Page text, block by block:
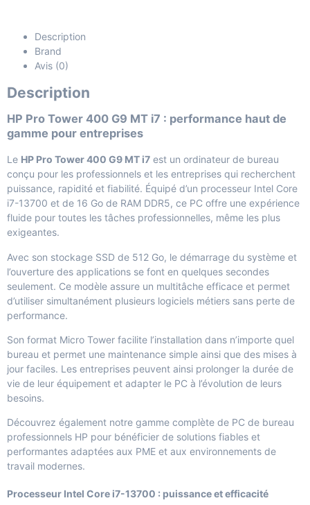
Description
Brand
Avis (0)
Description
HP Pro Tower 400 G9 MT i7 : performance haut de
gamme pour entreprises
Le HP Pro Tower 400 G9 MT i7 est un ordinateur de bureau
conçu pour les professionnels et les entreprises qui recherchent
puissance, rapidité et fiabilité. Équipé d’un processeur Intel Core
i7-13700 et de 16 Go de RAM DDR5, ce PC offre une expérience
fluide pour toutes les tâches professionnelles, même les plus
exigeantes.
Avec son stockage SSD de 512 Go, le démarrage du système et
l’ouverture des applications se font en quelques secondes
seulement. Ce modèle assure un multitâche efficace et permet
d’utiliser simultanément plusieurs logiciels métiers sans perte de
performance.
Son format Micro Tower facilite l’installation dans n’importe quel
bureau et permet une maintenance simple ainsi que des mises à
jour faciles. Les entreprises peuvent ainsi prolonger la durée de
vie de leur équipement et adapter le PC à l’évolution de leurs
besoins.
Découvrez également notre gamme complète de PC de bureau
professionnels HP pour bénéficier de solutions fiables et
performantes adaptées aux PME et aux environnements de
travail modernes.
Processeur Intel Core i7-13700 : puissance et efficacité